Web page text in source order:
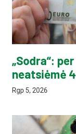
„Sodra“:
neatsiėmė
Rgp 5, 2026